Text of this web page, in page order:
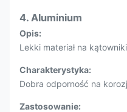
4. Aluminium
Opis:
Lekki materiał na
Charakterystyka:
Dobra odporność na
Zastosowanie: